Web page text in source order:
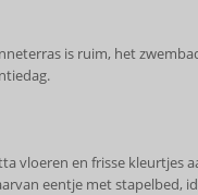
is ruim, het
vloeren en frisse kleurtjes
eentje met stapelbed,